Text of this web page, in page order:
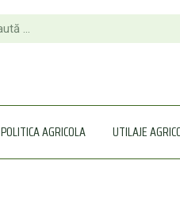
POLITICA AGRICOLA UTILAJE